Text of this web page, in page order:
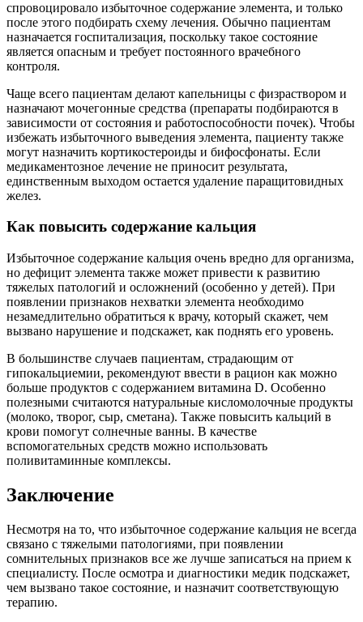
спровоцировало избыточное содержание элемента, и только
после этого подбирать схему лечения. Обычно пациентам
назначается госпитализация, поскольку такое состояние
является опасным и требует постоянного врачебного
контроля.
Чаще всего пациентам делают капельницы с физраствором и
назначают мочегонные средства (препараты подбираются в
зависимости от состояния и работоспособности почек). Чтобы
избежать избыточного выведения элемента, пациенту также
могут назначить кортикостероиды и бифосфонаты. Если
медикаментозное лечение не приносит результата,
единственным выходом остается удаление паращитовидных
желез.
Как повысить содержание кальция
Избыточное содержание кальция очень вредно для организма,
но дефицит элемента также может привести к развитию
тяжелых патологий и осложнений (особенно у детей). При
появлении признаков нехватки элемента необходимо
незамедлительно обратиться к врачу, который скажет, чем
вызвано нарушение и подскажет, как поднять его уровень.
В большинстве случаев пациентам, страдающим от
гипокальциемии, рекомендуют ввести в рацион как можно
больше продуктов с содержанием витамина D. Особенно
полезными считаются натуральные кисломолочные продукты
(молоко, творог, сыр, сметана). Также повысить кальций в
крови помогут солнечные ванны. В качестве
вспомогательных средств можно использовать
поливитаминные комплексы.
Заключение
Несмотря на то, что избыточное содержание кальция не всегда
связано с тяжелыми патологиями, при появлении
сомнительных признаков все же лучше записаться на прием к
специалисту. После осмотра и диагностики медик подскажет,
чем вызвано такое состояние, и назначит соответствующую
терапию.